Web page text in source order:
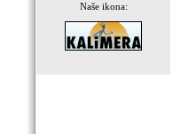
Naše ikona: